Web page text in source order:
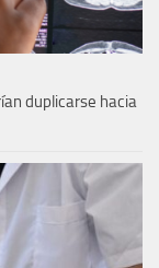
duplicarse hacia